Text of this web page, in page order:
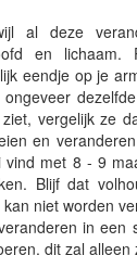
al deze
en lichaam.
eendje op je
vergelijk ze
en
met 8 - 9
Blijf dat
niet worden
in een
dit zal